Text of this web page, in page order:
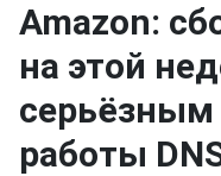
Amazon:
на этой
работы